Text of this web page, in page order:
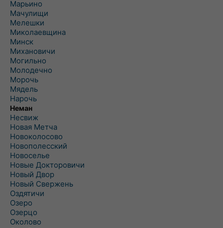
Марьино
Мачулищи
Мелешки
Миколаевщина
Минск
Михановичи
Могильно
Молодечно
Морочь
Мядель
Нарочь
Неман
Несвиж
Новая Метча
Новоколосово
Новополесский
Новоселье
Новые Докторовичи
Новый Двор
Новый Свержень
Оздятичи
Озеро
Озерцо
Околово